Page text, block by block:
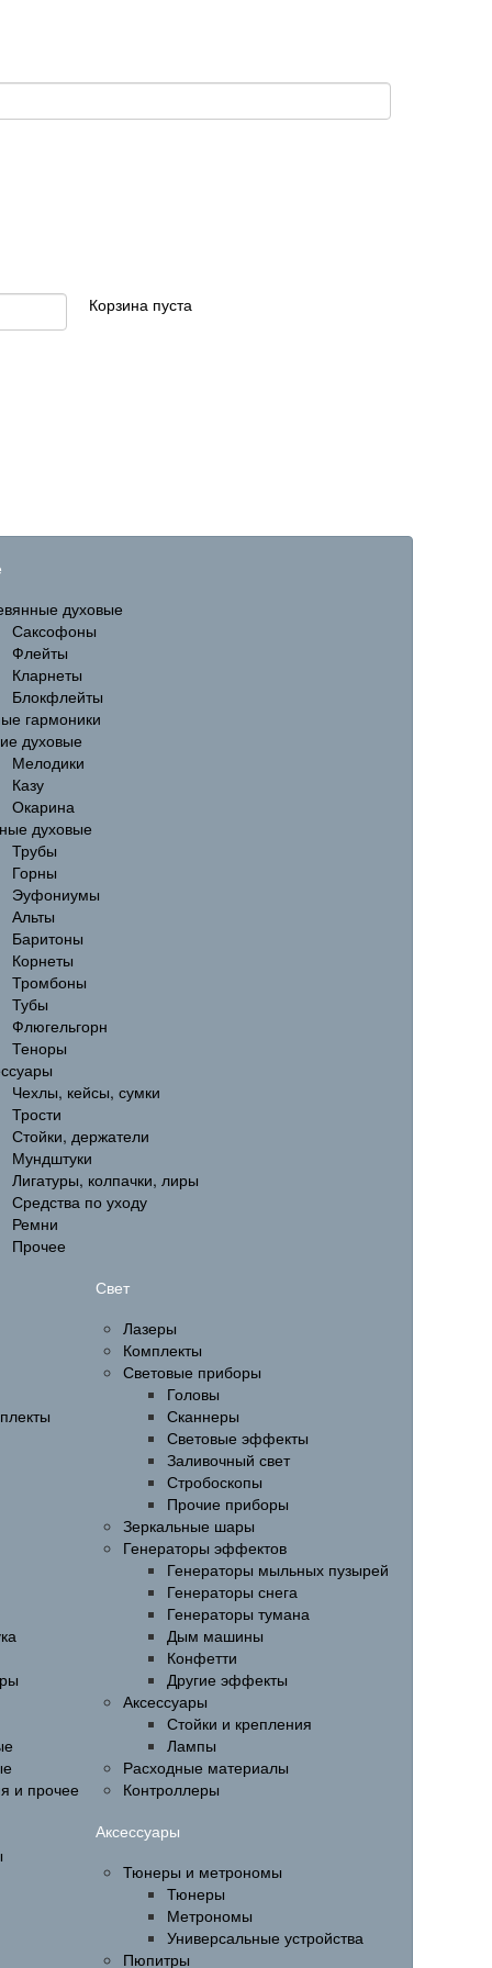
Корзина пуста
духовые
Саксофоны
Флейты
Кларнеты
Блокфлейты
гармоники
духовые
Мелодики
Казу
Окарина
духовые
Трубы
Горны
Эуфониумы
Альты
Баритоны
Корнеты
Тромбоны
Тубы
Флюгельгорн
Теноры
Чехлы, кейсы, сумки
Трости
Стойки, держатели
Мундштуки
Лигатуры, колпачки, лиры
Средства по уходу
Ремни
Прочее
и прочее
Свет
Лазеры
Комплекты
Световые приборы
Головы
Сканнеры
Световые эффекты
Заливочный свет
Стробоскопы
Прочие приборы
Зеркальные шары
Генераторы эффектов
Генераторы мыльных пузырей
Генераторы снега
Генераторы тумана
Дым машины
Конфетти
Другие эффекты
Аксессуары
Стойки и крепления
Лампы
Расходные материалы
Контроллеры
Аксессуары
Тюнеры и метрономы
Тюнеры
Метрономы
Универсальные устройства
Пюпитры